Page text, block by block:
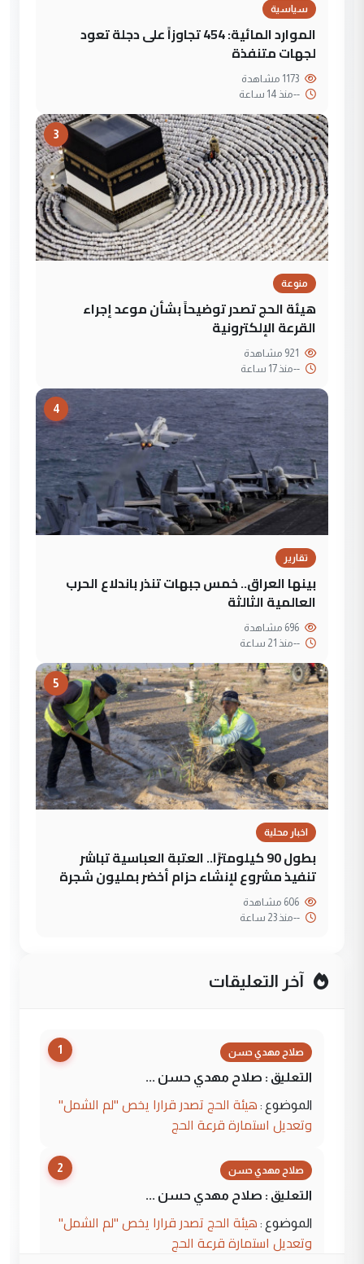
سياسية
الموارد المائية: 454 تجاوزاً على دجلة تعود
لجهات متنفذة
--منذ 14 ساعة
3
منوعة
هيئة الحج تصدر توضيحاً بشأن موعد إجراء
القرعة الإلكترونية
--منذ 17 ساعة
4
تقارير
بينها العراق.. خمس جبهات تنذر باندلاع الحرب
العالمية الثالثة
--منذ 21 ساعة
5
اخبار محلية
بطول 90 كيلومترًا.. العتبة العباسية تباشر
تنفيذ مشروع لإنشاء حزام أخضر بمليون شجرة
--منذ 23 ساعة
آخر التعليقات
1 صلاح مهدي حسن
التعليق : صلاح مهدي حسن ...
الموضوع : هيئة الحج تصدر قرارا يخص "لم الشمل"
وتعديل استمارة قرعة الحج
2 صلاح مهدي حسن
التعليق : صلاح مهدي حسن ...
الموضوع : هيئة الحج تصدر قرارا يخص "لم الشمل"
وتعديل استمارة قرعة الحج